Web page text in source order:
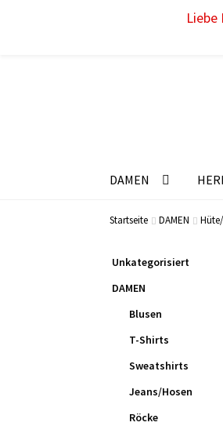
DAMEN
Startseite DAMEN
Unkategorisiert
DAMEN
Blusen
T-Shirts
Sweatshirts
Jeans/Hosen
Röcke